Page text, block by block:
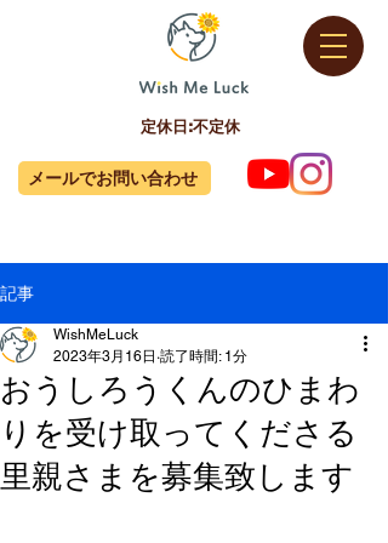
定休日:不定休
メールでお問い合わせ
記事
おうしろうくんのひまわ
りを受け取ってくださる
里親さまを募集致します
WishMeLuck
2023年3月16日 読了時間: 1分